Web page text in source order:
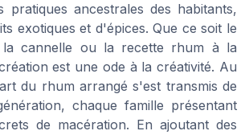
pratiques ancestrales des habitants,
exotiques et d'épices. Que ce soit le
cannelle ou la recette rhum à la
est une ode à la créativité. Au
du rhum arrangé s'est transmis de
chaque famille présentant
de macération. En ajoutant des